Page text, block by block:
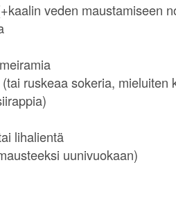
veden maustamiseen
ruskeaa sokeria, mieluiten
lihalientä
uunivuokaan)